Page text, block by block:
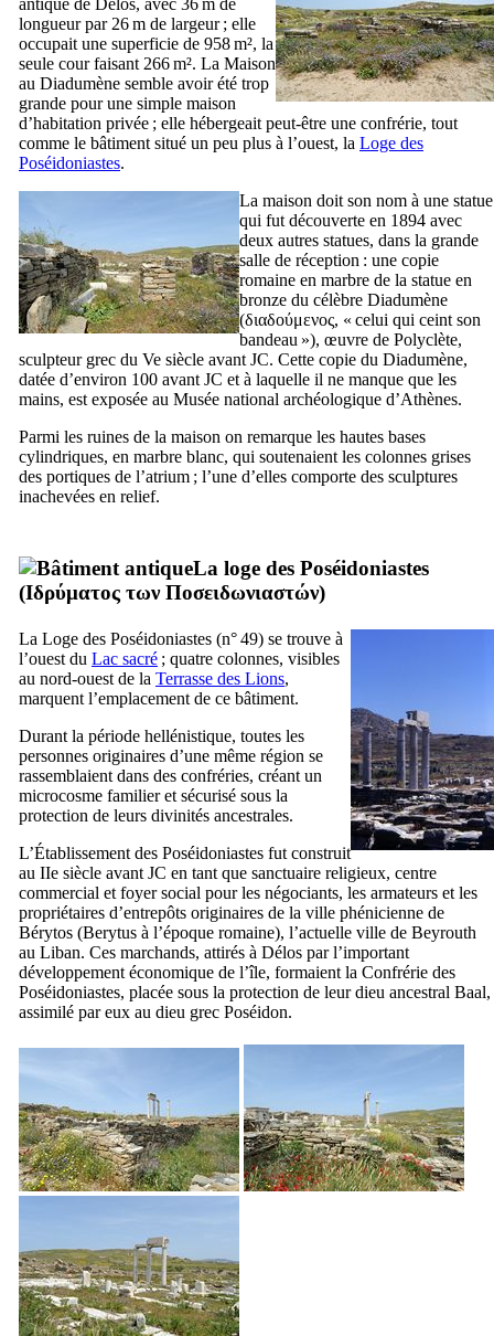
longueur par 26 m de largeur ; elle
occupait une superficie de 958 m², la
seule cour faisant 266 m². La Maison
au Diadumène semble avoir été trop
grande pour une simple maison
d’habitation privée ; elle hébergeait peut-être une confrérie, tout
comme le bâtiment situé un peu plus à l’ouest, la Loge des
Poséidoniastes.
La maison doit son nom à une statue
qui fut découverte en 1894 avec
deux autres statues, dans la grande
salle de réception : une copie
romaine en marbre de la statue en
bronze du célèbre Diadumène
(διαδούμενος, « celui qui ceint son
bandeau »), œuvre de Polyclète,
sculpteur grec du Ve siècle avant JC. Cette copie du Diadumène,
datée d’environ 100 avant JC et à laquelle il ne manque que les
mains, est exposée au Musée national archéologique d’Athènes.
Parmi les ruines de la maison on remarque les hautes bases
cylindriques, en marbre blanc, qui soutenaient les colonnes grises
des portiques de l’atrium ; l’une d’elles comporte des sculptures
inachevées en relief.
La loge des Poséidoniastes
(Ιδρύματος των Ποσειδωνιαστών)
La Loge des Poséidoniastes (n° 49) se trouve à
l’ouest du Lac sacré ; quatre colonnes, visibles
au nord-ouest de la Terrasse des Lions,
marquent l’emplacement de ce bâtiment.
Durant la période hellénistique, toutes les
personnes originaires d’une même région se
rassemblaient dans des confréries, créant un
microcosme familier et sécurisé sous la
protection de leurs divinités ancestrales.
L’Établissement des Poséidoniastes fut construit
au IIe siècle avant JC en tant que sanctuaire religieux, centre
commercial et foyer social pour les négociants, les armateurs et les
propriétaires d’entrepôts originaires de la ville phénicienne de
Bérytos (Berytus à l’époque romaine), l’actuelle ville de Beyrouth
au Liban. Ces marchands, attirés à Délos par l’important
développement économique de l’île, formaient la Confrérie des
Poséidoniastes, placée sous la protection de leur dieu ancestral Baal,
assimilé par eux au dieu grec Poséidon.